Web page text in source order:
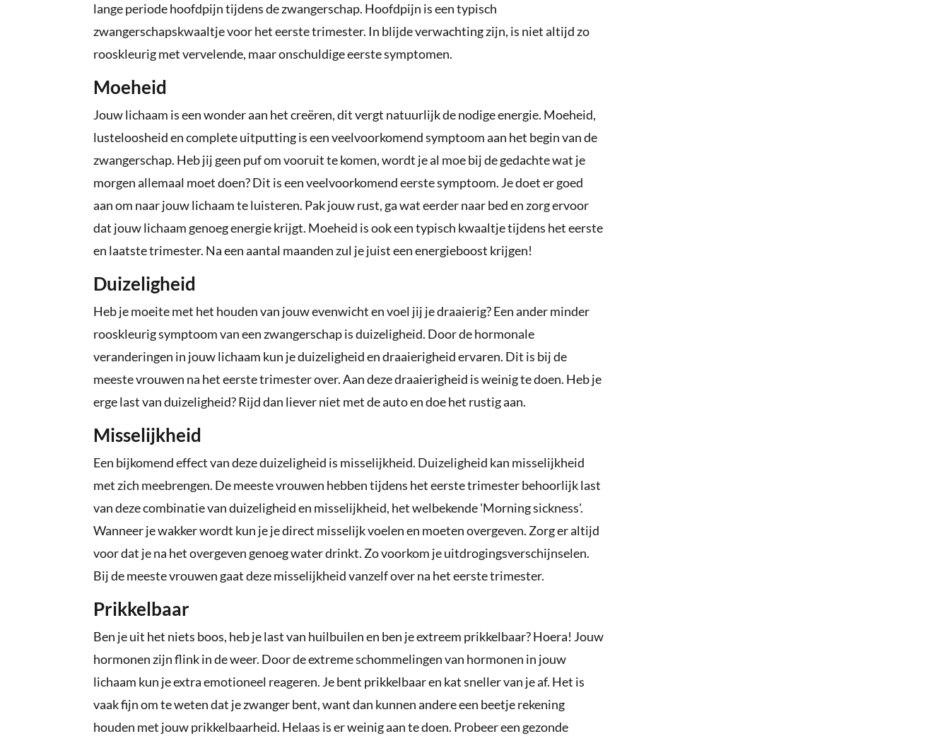
lange periode hoofdpijn tijdens de zwangerschap. Hoofdpijn is een typisch
zwangerschapskwaaltje voor het eerste trimester. In blijde verwachting zijn, is niet altijd zo
rooskleurig met vervelende, maar onschuldige eerste symptomen.
Moeheid
Jouw lichaam is een wonder aan het creëren, dit vergt natuurlijk de nodige energie. Moeheid,
lusteloosheid en complete uitputting is een veelvoorkomend symptoom aan het begin van de
zwangerschap. Heb jij geen puf om vooruit te komen, wordt je al moe bij de gedachte wat je
morgen allemaal moet doen? Dit is een veelvoorkomend eerste symptoom. Je doet er goed
aan om naar jouw lichaam te luisteren. Pak jouw rust, ga wat eerder naar bed en zorg ervoor
dat jouw lichaam genoeg energie krijgt. Moeheid is ook een typisch kwaaltje tijdens het eerste
en laatste trimester. Na een aantal maanden zul je juist een energieboost krijgen!
Duizeligheid
Heb je moeite met het houden van jouw evenwicht en voel jij je draaierig? Een ander minder
rooskleurig symptoom van een zwangerschap is duizeligheid. Door de hormonale
veranderingen in jouw lichaam kun je duizeligheid en draaierigheid ervaren. Dit is bij de
meeste vrouwen na het eerste trimester over. Aan deze draaierigheid is weinig te doen. Heb je
erge last van duizeligheid? Rijd dan liever niet met de auto en doe het rustig aan.
Misselijkheid
Een bijkomend effect van deze duizeligheid is misselijkheid. Duizeligheid kan misselijkheid
met zich meebrengen. De meeste vrouwen hebben tijdens het eerste trimester behoorlijk last
van deze combinatie van duizeligheid en misselijkheid, het welbekende 'Morning sickness'.
Wanneer je wakker wordt kun je je direct misselijk voelen en moeten overgeven. Zorg er altijd
voor dat je na het overgeven genoeg water drinkt. Zo voorkom je uitdrogingsverschijnselen.
Bij de meeste vrouwen gaat deze misselijkheid vanzelf over na het eerste trimester.
Prikkelbaar
Ben je uit het niets boos, heb je last van huilbuilen en ben je extreem prikkelbaar? Hoera! Jouw
hormonen zijn flink in de weer. Door de extreme schommelingen van hormonen in jouw
lichaam kun je extra emotioneel reageren. Je bent prikkelbaar en kat sneller van je af. Het is
vaak fijn om te weten dat je zwanger bent, want dan kunnen andere een beetje rekening
houden met jouw prikkelbaarheid. Helaas is er weinig aan te doen. Probeer een gezonde